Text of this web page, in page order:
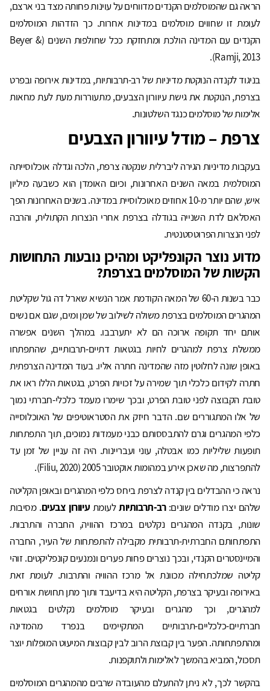
הראה גם שהמוסלמים הקנדים מדווחים על עוינות פחותה מצד בני ארצם,
לעומת זו שחווים מוסלמים במדינות אחרות. כך הזדהות המוסלמים
הקנדים עם המדינה הולכת ומתחזקת ככל שחולפות השנים (Beyer &
Ramji, 2013).
בניגוד לקנדה הנוקטת מדיניות של רב-תרבותיות, במדינות אירופה ובפרט
בצרפת, הנוקטת את גישת עיוורון הצבעים, מתעוררות מעת לעת מחאות
אלימות של מוסלמים כנגד השלטונות.
צרפת – מודל עיוורון הצבעים
בעקבות מדיניות הגירה ליברלית שנקטה צרפת, הלכה וגדלה אוכלוסייתה
המוסלמית במאה השנים האחרונות, וכיום האומדן הוא כשבעה מיליון
איש, שהם יותר מ-10 אחוזים מאוכלוסיית במדינה. בשנים האחרונות הפך
האסלאם לדת השנייה בגודלה בצרפת אחרי הנצרות הקתולית, והרבה
לפני הנצרות הפרוטסטנטית.
מדוע נוצר הקונפליקט ומהיכן נובעות התחושות
הקשות של המוסלמים בצרפת?
כבר בשנות ה-60 של המאה הקודמת אמר הנשיא שארל דה גול שקליטת
המהגרים המוסלמים בצרפת משולה לשילוב של שמן ומים, שגם אם נשים
אותם יחד תקופה ארוכה הם לא יתערבבו. במהלך השנים אפשרה
ממשלת צרפת למהגרים לחיות בגטאות דתיים-תרבותיים, שהתפתחו
באופן שונה לחלוטין מזה שהמדינה חתרה אליו. בעוד המדינה הצרפתית
חתרה לקידום כלכלי תוך שמירה על זכויות הפרט, בגטאות הללו ראו את
טובת הקבוצה לפני טובת הפרט, ובכך שימרו מעמד כלכלי-חברתי נמוך
של אלו המתגוררים שם. הדבר חיזק את הסטראוטיפים של האוכלוסייה
כלפי המהגרים וגרם להתבססותם כבני מעמדות נמוכים, תוך התפתחות
תופעות שליליות כמו אבטלה, עוני ועבריינות. היה זה עניין של זמן עד
להתפרצות, מה שאכן אירע במהומות אוקטובר 2005 (Filiu, 2020).
נראה כי ההבדלים בין קנדה לצרפת ביחס כלפי המהגרים ובאופן הקליטה
שלהם יצרו מודלים שונים:רב-תרבותיותלעומת עיוורון צבעים. מסיבות
שונות, בקנדה המהגרים נקלטים במרכז ההוויה, החברה והתרבות.
התפתחותם החברתית-תרבותית מקבילה להתפתחות של העיר, החברה
והמיינסטרים הקנדי, ובכך נוצרים פחות פערים ונמנעים קונפליקטים. זוהי
קליטה שמלכתחילה מכוונת אל מרכז ההוויה והתרבות. לעומת זאת
באירופה ובעיקר בצרפת, הקליטה היא בדיעבד ותוך מתן תחושת אורחים
למהגרים, וכך מהגרים ובעיקר מוסלמים נקלטים בגטאות
חברתיים-כלכליים-תרבותיים המתקיימים בנפרד מהמדינה
ומהתפתחותה. הפער בין קבוצת הרוב לבין קבוצות המיעוט המופלות יוצר
תסכול, המביא בהמשך לאלימות ולתוקפנות.
בהקשר לכך, לא ניתן להתעלם מהעובדה שרבים מהמהגרים המוסלמים